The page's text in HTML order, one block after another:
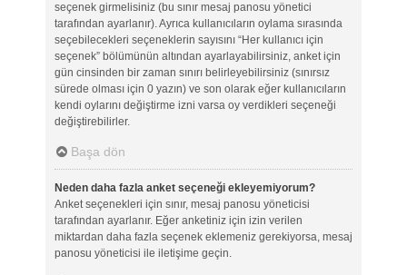
seçenek girmelisiniz (bu sınır mesaj panosu yönetici
tarafından ayarlanır). Ayrıca kullanıcıların oylama sırasında
seçebilecekleri seçeneklerin sayısını “Her kullanıcı için
seçenek” bölümünün altından ayarlayabilirsiniz, anket için
gün cinsinden bir zaman sınırı belirleyebilirsiniz (sınırsız
sürede olması için 0 yazın) ve son olarak eğer kullanıcıların
kendi oylarını değiştirme izni varsa oy verdikleri seçeneği
değiştirebilirler.
Başa dön
Neden daha fazla anket seçeneği ekleyemiyorum?
Anket seçenekleri için sınır, mesaj panosu yöneticisi
tarafından ayarlanır. Eğer anketiniz için izin verilen
miktardan daha fazla seçenek eklemeniz gerekiyorsa, mesaj
panosu yöneticisi ile iletişime geçin.